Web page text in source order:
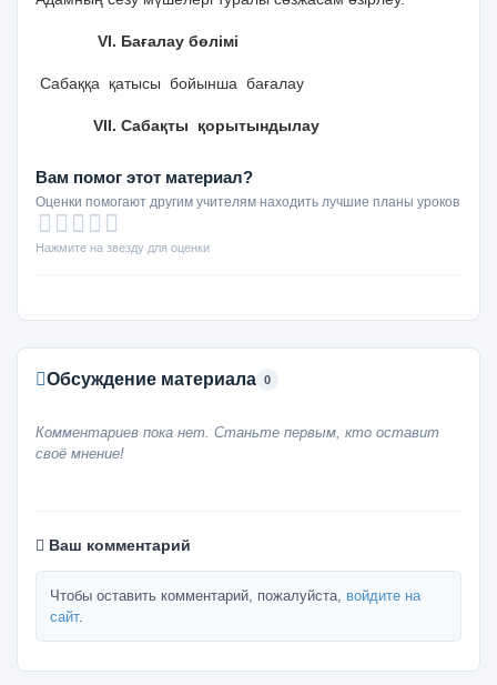
VІ. Бағалау бөлімі
Сабаққа қатысы бойынша бағалау
VІІ. Сабақты қорытындылау
Вам помог этот материал?
Оценки помогают другим учителям находить лучшие планы уроков
Нажмите на звезду для оценки
Обсуждение материала 0
Комментариев пока нет. Станьте первым, кто оставит
своё мнение!
Ваш комментарий
Чтобы оставить комментарий, пожалуйста, войдите на
сайт.